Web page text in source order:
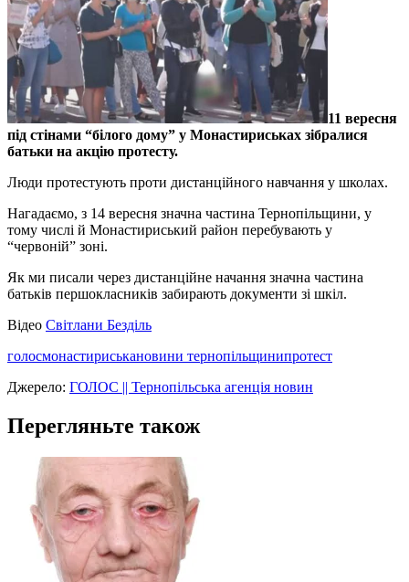
11 вересня
під стінами “білого дому” у Монастириськах зібралися
батьки на акцію протесту.
Люди протестують проти дистанційного навчання у школах.
Нагадаємо, з 14 вересня значна частина Тернопільщини, у
тому числі й Монастириський район перебувають у
“червоній” зоні.
Як ми писали через дистанційне начання значна частина
батьків першокласників забирають документи зі шкіл.
Відео Світлани Безділь
голосмонастириськановини тернопільщинипротест
Джерело: ГОЛОС || Тернопільська агенція новин
Перегляньте також